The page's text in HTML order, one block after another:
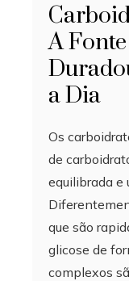
A
a Dia
Os
de
equilibrada e
que são
glicose de
complexos